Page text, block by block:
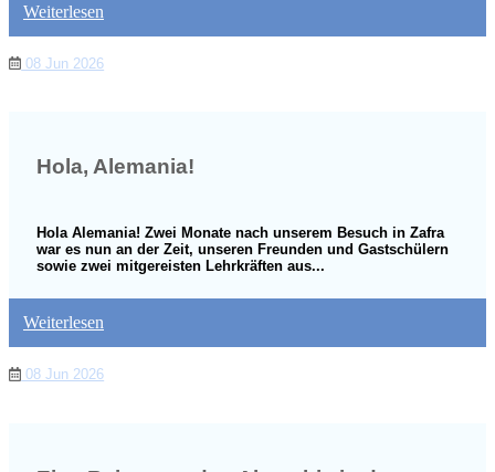
08 Jun 2026
Weiterlesen
08 Jun 2026
Hola, Alemania!
Hola Alemania! Zwei Monate nach unserem Besuch in Zafra
war es nun an der Zeit, unseren Freunden und Gastschülern
sowie zwei mitgereisten Lehrkräften aus...
Weiterlesen